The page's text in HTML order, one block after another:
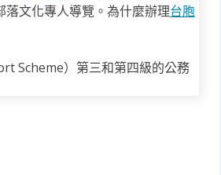
文化專人導覽。為什麼辦理台胞
Scheme）第三和第四級的公務